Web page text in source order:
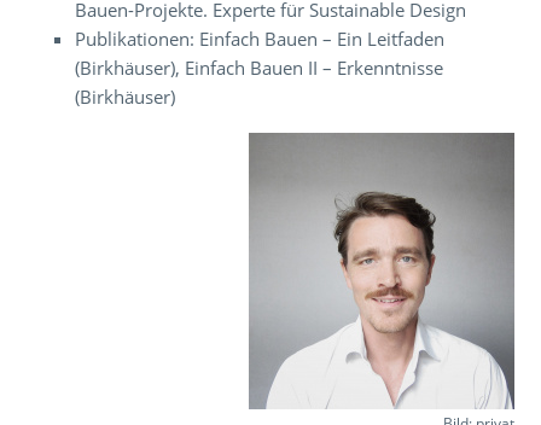
Bauen-Projekte. Experte für Sustainable Design
Publikationen: Einfach Bauen – Ein Leitfaden
(Birkhäuser), Einfach Bauen II – Erkenntnisse
(Birkhäuser)